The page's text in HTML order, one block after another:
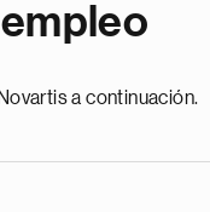
a continuación.